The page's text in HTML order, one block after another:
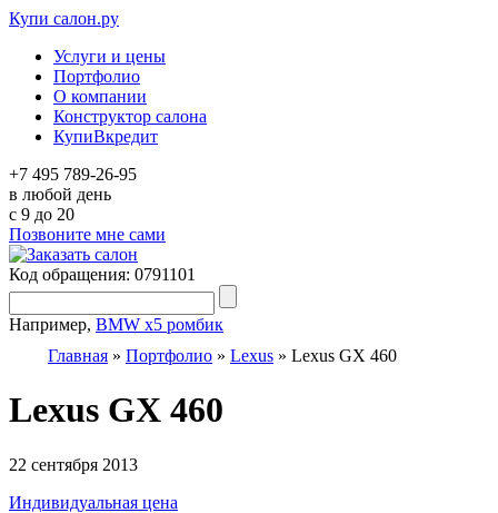
Купи салон.ру
Услуги и цены
Портфолио
О компании
Конструктор салона
КупиВкредит
+7 495 789-26-95
в любой день
c 9 до 20
Позвоните мне сами
Код обращения: 0791101
Например, BMW x5 ромбик
Главная » Портфолио » Lexus » Lexus GX 460
Lexus GX 460
22 сентября 2013
Индивидуальная цена